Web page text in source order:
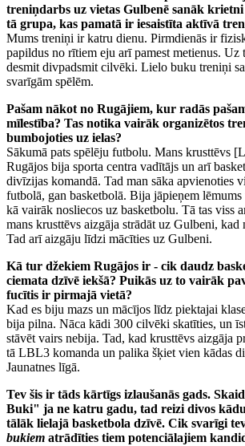
treniņdarbs uz vietas Gulbenē sanāk
tā grupa, kas pamatā ir iesaistīta aktīvā
Mums treniņi ir katru dienu. Pirmdienās ir
papildus no rītiem eju arī pamest metienus. Uz
desmit divpadsmit cilvēki. Lielo buku treniņi
svarīgām spēlēm.
Pašam nākot no Rugājiem, kur radās
mīlestība? Tas notika vairāk organizētos
bumbojoties uz ielas?
Sākumā pats spēlēju futbolu. Mans krusttēvs
Rugājos bija sporta centra vadītājs un arī
divīzijas komandā. Tad man sāka apvienoties
futbolā, gan basketbolā. Bija jāpieņem
kā vairāk nosliecos uz basketbolu. Tā tas viss
mans krusttēvs aizgāja strādāt uz Gulbeni, kad
Tad arī aizgāju līdzi mācīties uz Gulbeni.
Kā tur džekiem Rugājos ir - cik daudz
ciemata dzīvē iekšā? Puikās uz to vairāk
fucītis ir pirmajā vietā?
Kad es biju mazs un mācījos līdz piektajai
bija pilna. Nāca kādi 300 cilvēki skatīties, un
stāvēt vairs nebija. Tad, kad krusttēvs aizgāja
tā LBL3 komanda un palika šķiet vien kādas
Jaunatnes līgā.
Tev šis ir tāds kārtīgs izlaušanās gads.
Buki" ja ne katru gadu, tad reizi divos
tālāk lielajā basketbola dzīvē. Cik svarīgi
bukiem atrādīties tiem potenciālajiem